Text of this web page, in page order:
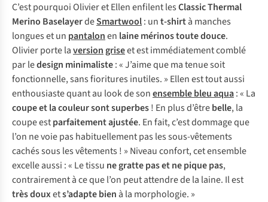
C’estpourquoiOlivieretEllenenfilentlesClassic Thermal
Merino BaselayerdeSmartwool: unt-shirtà manches
longueset un pantalonen lainemérinostoutedouce.
Olivierportelaversion griseetestimmédiatementcomblé
parledesign minimaliste: «J’aimequematenuesoit
fonctionnelle,sansfioritures inutiles. » Ellenesttoutaussi
enthousiastequantau lookdesonensemble bleu aqua: « La
coupeet lacouleursontsuperbes! En plusd’êtrebelle, la
coupeestparfaitementajustée. Enfait,c’estdommageque
l’on nevoiepas habituellementpas lessous-vêtements
cachéssous lesvêtements ! » Niveauconfort,cetensemble
excelleaussi : « Letissu negrattepaset nepiquepas,
contrairementà cequel’on peutattendrede la laine. Ilest
trèsdouxets’adaptebien à la morphologie. »